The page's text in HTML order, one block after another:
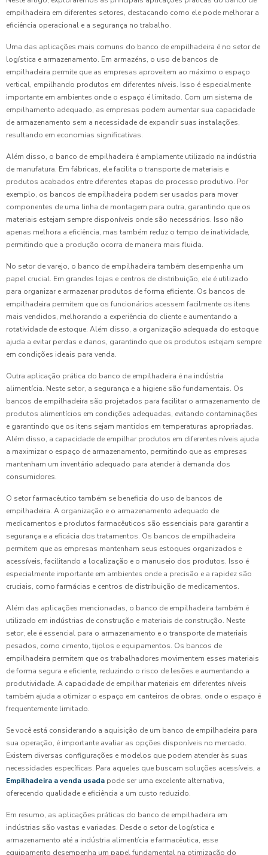
empilhadeira em diferentes setores, destacando como ele pode melhorar a
eficiência operacional e a segurança no trabalho.
Uma das aplicações mais comuns do banco de empilhadeira é no setor de
logística e armazenamento. Em armazéns, o uso de bancos de
empilhadeira permite que as empresas aproveitem ao máximo o espaço
vertical, empilhando produtos em diferentes níveis. Isso é especialmente
importante em ambientes onde o espaço é limitado. Com um sistema de
empilhamento adequado, as empresas podem aumentar sua capacidade
de armazenamento sem a necessidade de expandir suas instalações,
resultando em economias significativas.
Além disso, o banco de empilhadeira é amplamente utilizado na indústria
de manufatura. Em fábricas, ele facilita o transporte de materiais e
produtos acabados entre diferentes etapas do processo produtivo. Por
exemplo, os bancos de empilhadeira podem ser usados para mover
componentes de uma linha de montagem para outra, garantindo que os
materiais estejam sempre disponíveis onde são necessários. Isso não
apenas melhora a eficiência, mas também reduz o tempo de inatividade,
permitindo que a produção ocorra de maneira mais fluida.
No setor de varejo, o banco de empilhadeira também desempenha um
papel crucial. Em grandes lojas e centros de distribuição, ele é utilizado
para organizar e armazenar produtos de forma eficiente. Os bancos de
empilhadeira permitem que os funcionários acessem facilmente os itens
mais vendidos, melhorando a experiência do cliente e aumentando a
rotatividade de estoque. Além disso, a organização adequada do estoque
ajuda a evitar perdas e danos, garantindo que os produtos estejam sempre
em condições ideais para venda.
Outra aplicação prática do banco de empilhadeira é na indústria
alimentícia. Neste setor, a segurança e a higiene são fundamentais. Os
bancos de empilhadeira são projetados para facilitar o armazenamento de
produtos alimentícios em condições adequadas, evitando contaminações
e garantindo que os itens sejam mantidos em temperaturas apropriadas.
Além disso, a capacidade de empilhar produtos em diferentes níveis ajuda
a maximizar o espaço de armazenamento, permitindo que as empresas
mantenham um inventário adequado para atender à demanda dos
consumidores.
O setor farmacêutico também se beneficia do uso de bancos de
empilhadeira. A organização e o armazenamento adequado de
medicamentos e produtos farmacêuticos são essenciais para garantir a
segurança e a eficácia dos tratamentos. Os bancos de empilhadeira
permitem que as empresas mantenham seus estoques organizados e
acessíveis, facilitando a localização e o manuseio dos produtos. Isso é
especialmente importante em ambientes onde a precisão e a rapidez são
cruciais, como farmácias e centros de distribuição de medicamentos.
Além das aplicações mencionadas, o banco de empilhadeira também é
utilizado em indústrias de construção e materiais de construção. Neste
setor, ele é essencial para o armazenamento e o transporte de materiais
pesados, como cimento, tijolos e equipamentos. Os bancos de
empilhadeira permitem que os trabalhadores movimentem esses materiais
de forma segura e eficiente, reduzindo o risco de lesões e aumentando a
produtividade. A capacidade de empilhar materiais em diferentes níveis
também ajuda a otimizar o espaço em canteiros de obras, onde o espaço é
frequentemente limitado.
Se você está considerando a aquisição de um banco de empilhadeira para
sua operação, é importante avaliar as opções disponíveis no mercado.
Existem diversas configurações e modelos que podem atender às suas
necessidades específicas. Para aqueles que buscam soluções acessíveis, a
Empilhadeira a venda usada pode ser uma excelente alternativa,
oferecendo qualidade e eficiência a um custo reduzido.
Em resumo, as aplicações práticas do banco de empilhadeira em
indústrias são vastas e variadas. Desde o setor de logística e
armazenamento até a indústria alimentícia e farmacêutica, esse
equipamento desempenha um papel fundamental na otimização do